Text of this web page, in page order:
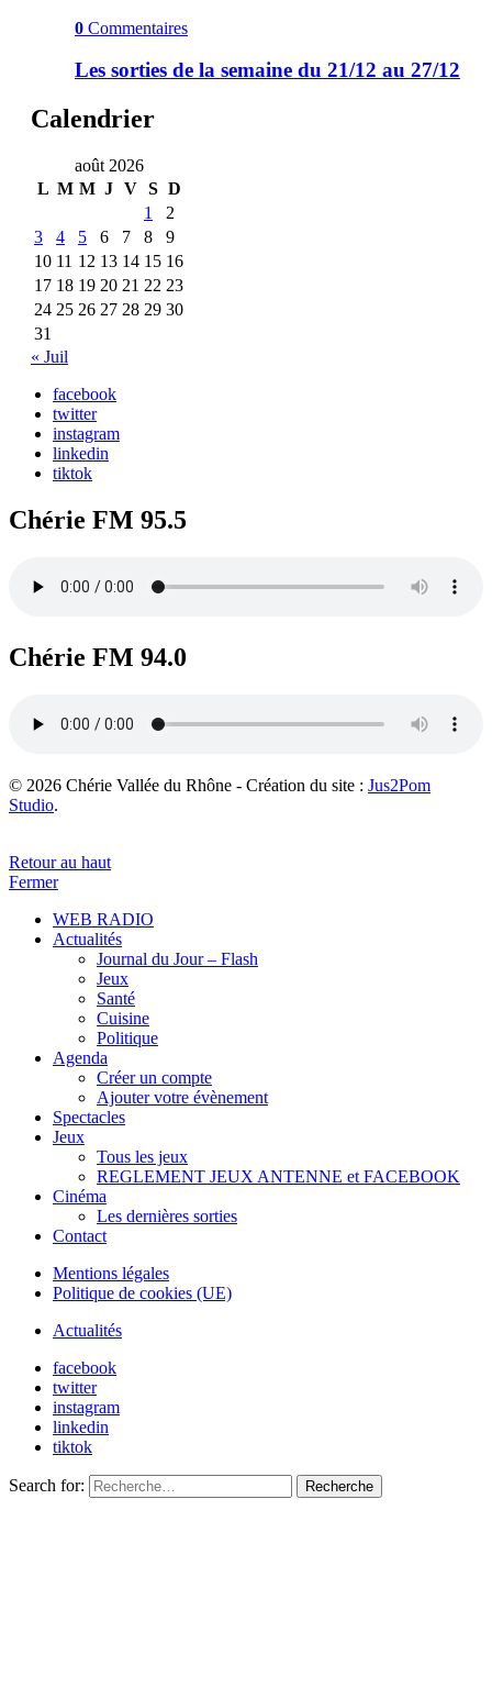
0 Commentaires
Les sorties de la semaine du 21/12 au 27/12
Calendrier
août 2026
L M M J V S D
1
2
3
4 5 6 7 8
9
10 11 12 13 14 15 16
17 18 19 20 21 22 23
24 25 26 27 28 29 30
31
« Juil
facebook
twitter
instagram
linkedin
tiktok
Chérie FM 95.5
Chérie FM 94.0
© 2026 Chérie Vallée du Rhône - Création du site : Jus2Pom
Studio.
Retour au haut
Fermer
WEB RADIO
Actualités
Journal du Jour – Flash
Jeux
Santé
Cuisine
Politique
Agenda
Créer un compte
Ajouter votre évènement
Spectacles
Jeux
Tous les jeux
REGLEMENT JEUX ANTENNE et FACEBOOK
Cinéma
Les dernières sorties
Contact
Mentions légales
Politique de cookies (UE)
Actualités
facebook
twitter
instagram
linkedin
tiktok
Search for: Recherche